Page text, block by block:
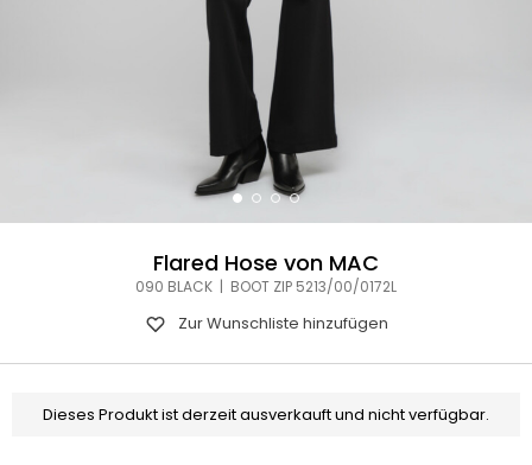
Flared Hose von MAC
090 BLACK | BOOT ZIP 5213/00/0172L
Zur Wunschliste hinzufügen
Dieses Produkt ist derzeit ausverkauft und nicht verfügbar.